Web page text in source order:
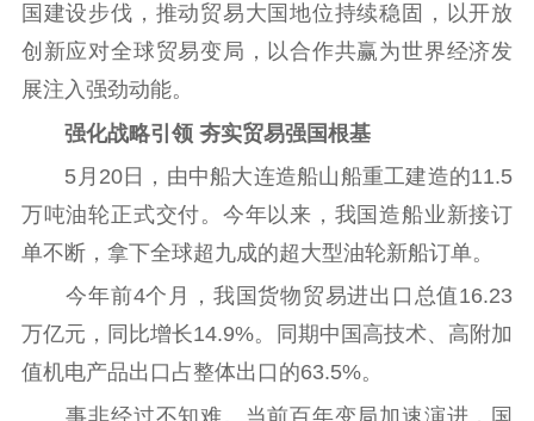
通知公告 信息公开制度
信息公开指南
告
理论武装
哲学社科
社科强省 工作通知
国建设步伐，推动贸易大国地位持续稳固，以开放
创新应对全球贸易变局，以合作共赢为世界经济发
展注入强劲动能。
强化战略引领 夯实贸易强国根基
5月20日，由中船大连造船山船重工建造的11.5
万吨油轮正式交付。今年以来，我国造船业新接订
单不断，拿下全球超九成的超大型油轮新船订单。
今年前4个月，我国货物贸易进出口总值16.23
万亿元，同比增长14.9%。同期中国高技术、高附加
值机电产品出口占整体出口的63.5%。
事非经过不知难。当前百年变局加速演进，国